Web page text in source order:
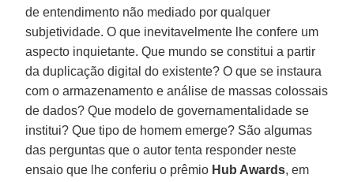
de entendimento não mediado por qualquer
subjetividade. O que inevitavelmente lhe confere um
aspecto inquietante. Que mundo se constitui a partir
da duplicação digital do existente? O que se instaura
com o armazenamento e análise de massas colossais
de dados? Que modelo de governamentalidade se
institui? Que tipo de homem emerge? São algumas
das perguntas que o autor tenta responder neste
ensaio que lhe conferiu o prêmio Hub Awards, em